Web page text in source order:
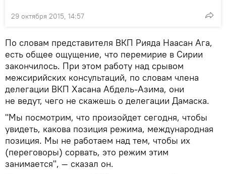
29 октября 2015, 14:57
По словам представителя ВКП Рияда Наасан Ага,
есть общее ощущение, что перемирие в Сирии
закончилось. При этом работу над срывом
межсирийских консультаций, по словам члена
делегации ВКП Хасана Абдель-Азима, они
не ведут, чего не скажешь о делегации Дамаска.
"Мы посмотрим, что произойдет сегодня, чтобы
увидеть, какова позиция режима, международная
позиция. Мы не работаем над тем, чтобы их
(переговоры) сорвать, это режим этим
занимается", — сказал он.